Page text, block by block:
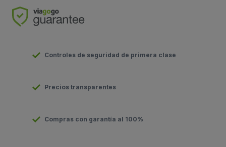
Controles de seguridad de primera clase
Precios transparentes
Compras con garantía al 100%